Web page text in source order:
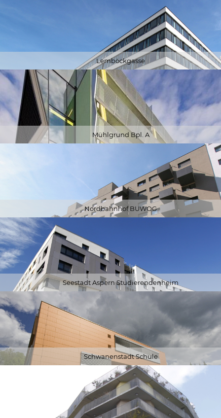
Lemböckgasse
Mühlgrund Bpl. A
Nordbahnhof BUWOG
Seestadt Aspern Studierendenheim
Schwanenstadt Schule